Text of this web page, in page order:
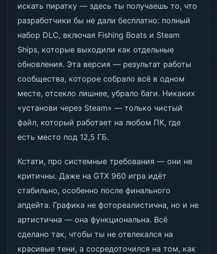
искать пиратку — здесь ты получаешь то, что
разработчики бы не дали бесплатно: полный
набор DLC, включая Fishing Boats и Steam
Ships, которые выходили как отдельные
обновления. Эта версия — результат работы
сообщества, которое собрало всё в одном
месте, отсекло лишнее, убрало баги. Никаких
«установи через Steam» — только чистый
файл, который работает на любом ПК, где
есть место под 12,5 ГБ.
Кстати, про системные требования — они не
критичны. Даже на GTX 960 игра идёт
стабильно, особенно после финального
апдейта. Графика не фотореалистична, но и не
артистична — она функциональна. Всё
сделано так, чтобы ты не отвлекался на
красивые тени, а сосредоточился на том, как